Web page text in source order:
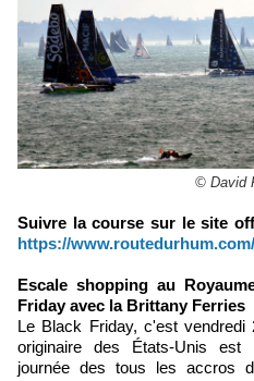
© David
Suivre la course sur le site
https://
Escale shopping au
Friday avec la Brittany Ferries
Le Black Friday, c'est
originaire des États-Unis est
journée des tous les accros